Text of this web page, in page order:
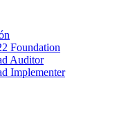
Foundation
Auditor
Implementer